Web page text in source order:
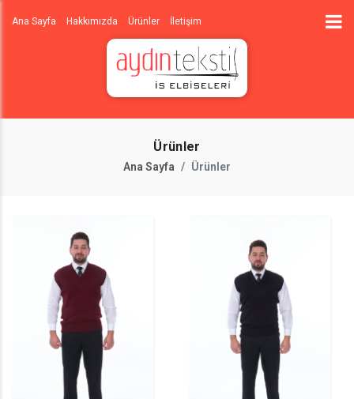
Ana Sayfa Hakkımızda Ürünler İletişim
Ürünler
Ana Sayfa Ürünler